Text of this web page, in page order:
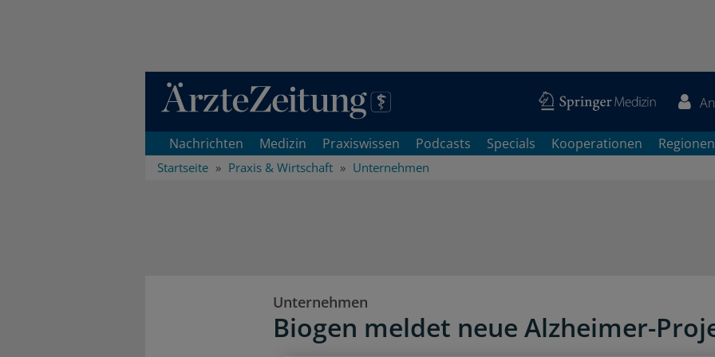
Direkt zum Inhaltsbereich
Nachrichten Medizin Praxiswissen Podcasts Specials Kooperationen Regionen
Startseite Praxis & Wirtschaft Unternehmen
Unternehmen
Biogen meldet neue Alzheimer-